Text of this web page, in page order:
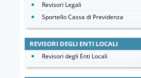
Revisori Legali
Sportello Cassa di Previdenza
REVISORI DEGLI ENTI LOCALI
Revisori degli Enti Locali